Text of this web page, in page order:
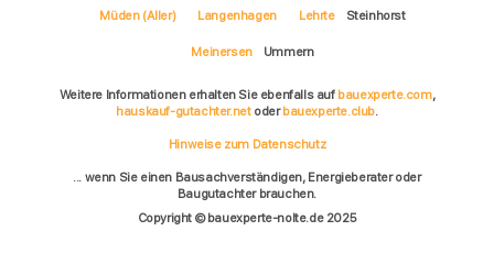
Müden (Aller) Langenhagen Lehrte Steinhorst
Meinersen Ummern
Weitere Informationen erhalten Sie ebenfalls auf bauexperte.com,
hauskauf-gutachter.netoderbauexperte.club.
Hinweise zum Datenschutz
... wenn Sie einen Bausachverständigen, Energieberater oder
Baugutachter brauchen.
Copyright © bauexperte-nolte.de 2025